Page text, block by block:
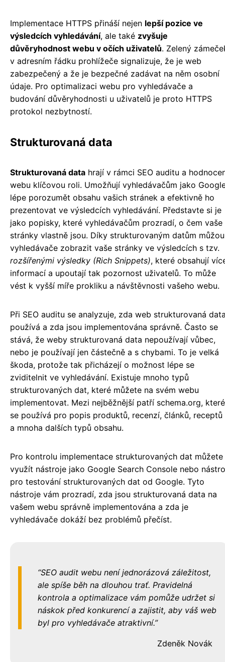
Implementace HTTPS přináší nejen lepší pozice ve
výsledcích vyhledávání, ale také zvyšuje
důvěryhodnost webu v očích uživatelů. Zelený
v adresním řádku prohlížeče signalizuje, že je web
zabezpečený a že je bezpečné zadávat na něm osobní
údaje. Pro optimalizaci webu pro vyhledávače a
budování důvěryhodnosti u uživatelů je proto HTTPS
protokol nezbytností.
Strukturovaná data
Strukturovaná data hrají v rámci SEO auditu a
webu klíčovou roli. Umožňují vyhledávačům jako
lépe porozumět obsahu vašich stránek a efektivně ho
prezentovat ve výsledcích vyhledávání. Představte si je
jako popisky, které vyhledávačům prozradí, o čem vaše
stránky vlastně jsou. Díky strukturovaným datům můžou
vyhledávače zobrazit vaše stránky ve výsledcích s tzv.
rozšířenými výsledky (Rich Snippets), které obsahují
informací a upoutají tak pozornost uživatelů. To může
vést k vyšší míře prokliku a návštěvnosti vašeho webu.
Při SEO auditu se analyzuje, zda web strukturovaná
používá a zda jsou implementována správně. Často se
stává, že weby strukturovaná data nepoužívají vůbec,
nebo je používají jen částečně a s chybami. To je velká
škoda, protože tak přicházejí o možnost lépe se
zviditelnit ve vyhledávání. Existuje mnoho typů
strukturovaných dat, které můžete na svém webu
implementovat. Mezi nejběžnější patří schema.org, které
se používá pro popis produktů, recenzí, článků, receptů
a mnoha dalších typů obsahu.
Pro kontrolu implementace strukturovaných dat můžete
využít nástroje jako Google Search Console nebo
pro testování strukturovaných dat od Google. Tyto
nástroje vám prozradí, zda jsou strukturovaná data na
vašem webu správně implementována a zda je
vyhledávače dokáží bez problémů přečíst.
SEO audit webu není jednorázová záležitost,
ale spíše běh na dlouhou trať. Pravidelná
kontrola a optimalizace vám pomůže udržet si
náskok před konkurencí a zajistit, aby váš web
byl pro vyhledávače atraktivní.
Zdeněk Novák